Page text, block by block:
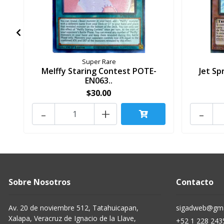
Super Rare
Melffy Staring Contest POTE-
EN063..
$30.00
+
-
Jet
-
Sobre Nosotros
Av. 20 de noviembre 512, Tatahuicapan,
Xalapa, Veracruz de Ignacio de la Llave,
Contacto
+52 1 228